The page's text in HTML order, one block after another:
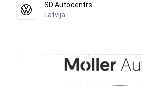
SD Autocentrs
Latvija